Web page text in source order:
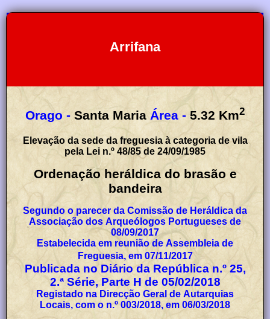
Arrifana
Orago - Santa Maria Área - 5.32 Km2
Elevação da sede da freguesia à categoria de vila
pela Lei n.º 48/85 de 24/09/1985
Ordenação heráldica do brasão e
bandeira
Segundo o parecer da Comissão de Heráldica da
Associação dos Arqueólogos Portugueses de
08/09/2017
Estabelecida em reunião de Assembleia de
Freguesia, em 07/11/2017
Publicada no Diário da República n.º 25,
2.ª Série, Parte H de 05/02/2018
Registado na Direcção Geral de Autarquias
Locais, com o n.º 003/2018, em 06/03/2018